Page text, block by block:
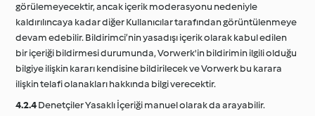
görülemeyecektir, ancak içerik moderasyonu nedeniyle
kaldırılıncaya kadar diğer Kullanıcılar tarafından görüntülenmeye
devam edebilir. Bildirimci’nin yasadışı içerik olarak kabul edilen
bir içeriği bildirmesi durumunda, Vorwerk'in bildirimin ilgili olduğu
bilgiye ilişkin kararı kendisine bildirilecek ve Vorwerk bu karara
ilişkin telafi olanakları hakkında bilgi verecektir.
4.2.4Denetçiler Yasaklı İçeriği manuel olarak da arayabilir.